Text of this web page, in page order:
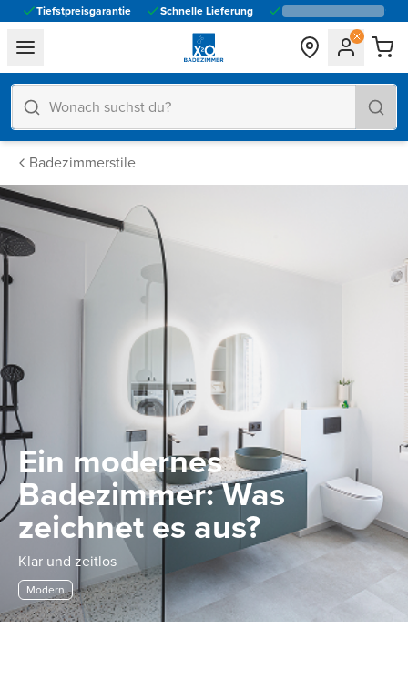
Tiefstpreisgarantie Schnelle Lieferung
general.navigation.toggle_menu.label
Badezimmerstile
Ein modernes
Badezimmer: Was
zeichnet es aus?
Klar und zeitlos
Modern